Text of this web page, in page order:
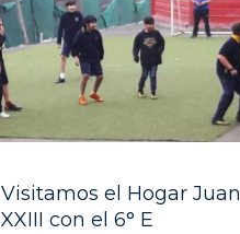
Visitamos el Hogar Juan
XXIII con el 6° E